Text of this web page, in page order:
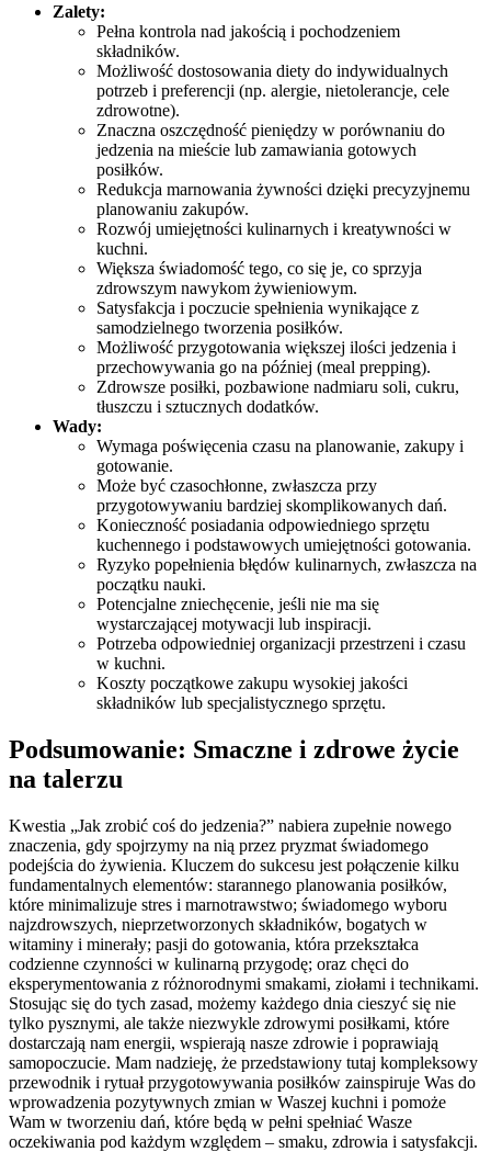
Zalety:
Pełna kontrola nad jakością i pochodzeniem
składników.
Możliwość dostosowania diety do indywidualnych
potrzeb i preferencji (np. alergie, nietolerancje, cele
zdrowotne).
Znaczna oszczędność pieniędzy w porównaniu do
jedzenia na mieście lub zamawiania gotowych
posiłków.
Redukcja marnowania żywności dzięki precyzyjnemu
planowaniu zakupów.
Rozwój umiejętności kulinarnych i kreatywności w
kuchni.
Większa świadomość tego, co się je, co sprzyja
zdrowszym nawykom żywieniowym.
Satysfakcja i poczucie spełnienia wynikające z
samodzielnego tworzenia posiłków.
Możliwość przygotowania większej ilości jedzenia i
przechowywania go na później (meal prepping).
Zdrowsze posiłki, pozbawione nadmiaru soli, cukru,
tłuszczu i sztucznych dodatków.
Wady:
Wymaga poświęcenia czasu na planowanie, zakupy i
gotowanie.
Może być czasochłonne, zwłaszcza przy
przygotowywaniu bardziej skomplikowanych dań.
Konieczność posiadania odpowiedniego sprzętu
kuchennego i podstawowych umiejętności gotowania.
Ryzyko popełnienia błędów kulinarnych, zwłaszcza na
początku nauki.
Potencjalne zniechęcenie, jeśli nie ma się
wystarczającej motywacji lub inspiracji.
Potrzeba odpowiedniej organizacji przestrzeni i czasu
w kuchni.
Koszty początkowe zakupu wysokiej jakości
składników lub specjalistycznego sprzętu.
Podsumowanie: Smaczne i zdrowe życie
na talerzu
Kwestia „Jak zrobić coś do jedzenia?” nabiera zupełnie nowego
znaczenia, gdy spojrzymy na nią przez pryzmat świadomego
podejścia do żywienia. Kluczem do sukcesu jest połączenie kilku
fundamentalnych elementów: starannego planowania posiłków,
które minimalizuje stres i marnotrawstwo; świadomego wyboru
najzdrowszych, nieprzetworzonych składników, bogatych w
witaminy i minerały; pasji do gotowania, która przekształca
codzienne czynności w kulinarną przygodę; oraz chęci do
eksperymentowania z różnorodnymi smakami, ziołami i technikami.
Stosując się do tych zasad, możemy każdego dnia cieszyć się nie
tylko pysznymi, ale także niezwykle zdrowymi posiłkami, które
dostarczają nam energii, wspierają nasze zdrowie i poprawiają
samopoczucie. Mam nadzieję, że przedstawiony tutaj kompleksowy
przewodnik i rytuał przygotowywania posiłków zainspiruje Was do
wprowadzenia pozytywnych zmian w Waszej kuchni i pomoże
Wam w tworzeniu dań, które będą w pełni spełniać Wasze
oczekiwania pod każdym względem – smaku, zdrowia i satysfakcji.